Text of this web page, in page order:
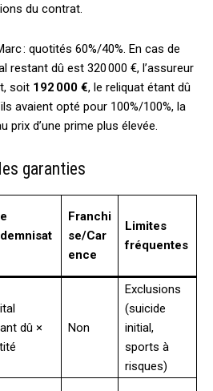
du contrat.
: quotités 60%/40%. En cas de
restant dû est 320 000 €, l’assureur
soit 192 000 €, le reliquat étant dû
avaient opté pour 100%/100%, la
prix d’une prime plus élevée.
garanties
Franchi
se/Car
ence
Limites
fréquentes
dû ×
Non
Exclusions
(suicide
initial,
sports à
risques)